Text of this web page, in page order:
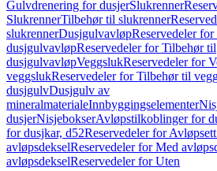
Gulvdrenering for dusjerSlukrenner
SlukrennerTilbehør til slukrenner
slukrennerDusjgulvavløpReservedeler
dusjgulvavløpReservedeler for Tilbehør til
dusjgulvavløpVeggslukReservedeler for
veggslukReservedeler for Tilbehør til
dusjgulvDusjgulv av
mineralmaterialeInnbyggingselementer
dusjerNisjebokserAvløpstilkoblinger for
for dusjkar, d52Reservedeler for
avløpsdekselReservedeler for Med
avløpsdekselReservedeler for Uten